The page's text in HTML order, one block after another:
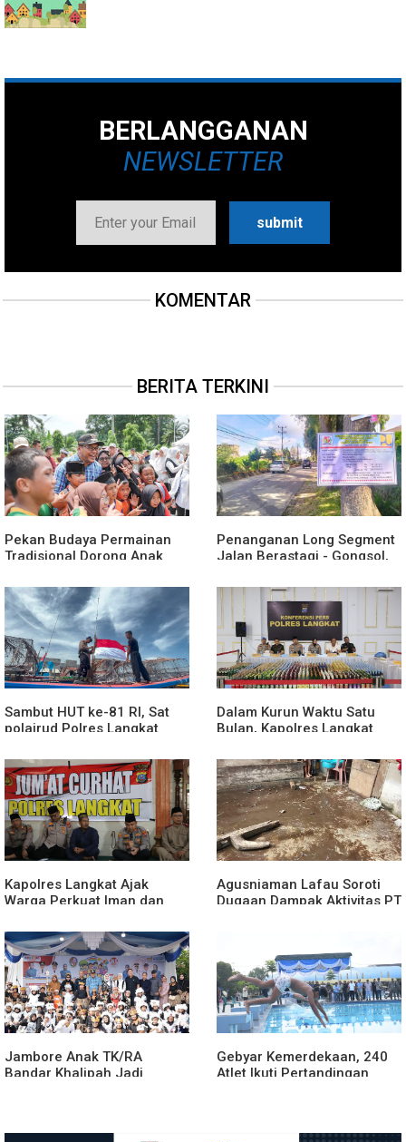
BERLANGGANAN
NEWSLETTER
KOMENTAR
BERITA TERKINI
Pekan Budaya Permainan
Tradisional Dorong Anak
Ketergantungan Gadget
Penanganan Long Segment
Jalan Berastagi - Gongsol,
Tingkatkan Kenyamanan
Akses Wisata, Pertanian dan
Perekonomian
Sambut HUT ke-81 RI, Sat
polairud Polres Langkat
Putih kepada Nelayan
Dalam Kurun Waktu Satu
Bulan, Kapolres Langkat
Narkotika, Tindak Pidana
Kriminal, dan Kekerasan
Seksual terhadap Anak
Kapolres Langkat Ajak
Warga Perkuat Iman dan
Safari Jumat Curhat
Agusniaman Lafau Soroti
Dugaan Dampak Aktivitas PT
Jambore Anak TK/RA
Bandar Khalipah Jadi
Gebyar Kemerdekaan, 240
Atlet Ikuti Pertandingan